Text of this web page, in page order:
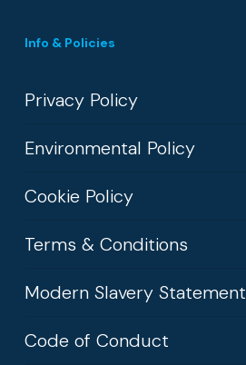
Info & Policies
Privacy Policy
Environmental Policy
Cookie Policy
Terms & Conditions
Modern Slavery Statement
Code of Conduct